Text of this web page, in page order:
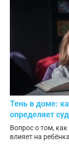
Тень в доме:
определяет
Вопрос о том,
влияет на